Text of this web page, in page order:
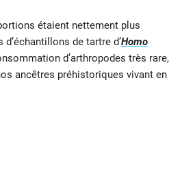
étaient nettement plus
de tartre d’Homo
d’arthropodes très rare,
ancêtres préhistoriques vivant en